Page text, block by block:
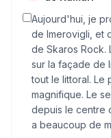
Aujourd'hui, je
de Imerovigli, et
de Skaros Rock.
sur la façade de
tout le littoral. Le
magnifique. Le
depuis le centre
a beaucoup de